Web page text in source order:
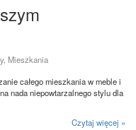
Mieszkania
całego mieszkania w meble i
nada niepowtarzalnego stylu dla
Czytaj więcej »